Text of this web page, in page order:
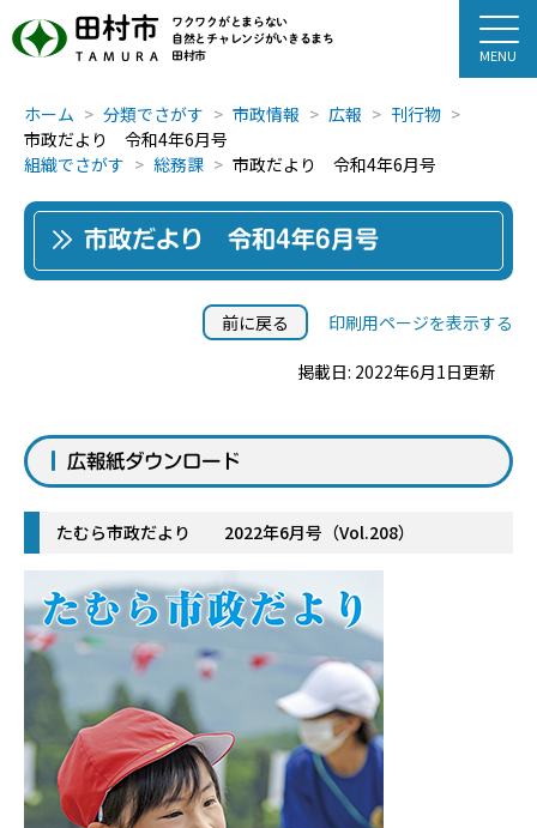
田村市
TAMURA
ワクワクがとまらない
自然とチャレンジがいきるまち
田村市
ホーム 分類でさがす 市政情報 広報
刊行物
市政だより 令和4年6月号
組織でさがす
総務課 市政だより 令和4年6月号
市政だより 令和4年6月号
前に戻る 印刷用ページを表示する
掲載日: 2022年6月1日更新
広報紙ダウンロード
たむら市政だより 2022年6月号（Vol.208）